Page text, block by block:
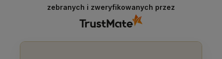
zebranych i zweryfikowanych przez